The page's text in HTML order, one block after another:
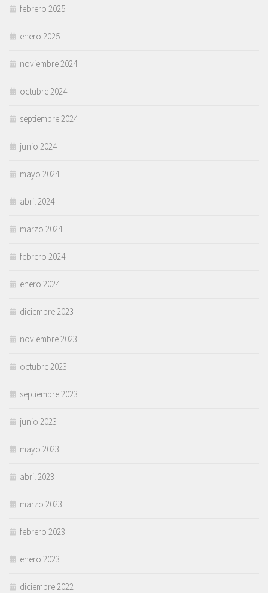
febrero 2025
enero 2025
noviembre 2024
octubre 2024
septiembre 2024
junio 2024
mayo 2024
abril 2024
marzo 2024
febrero 2024
enero 2024
diciembre 2023
noviembre 2023
octubre 2023
septiembre 2023
junio 2023
mayo 2023
abril 2023
marzo 2023
febrero 2023
enero 2023
diciembre 2022